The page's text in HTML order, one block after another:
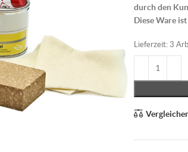
durch den
Diese Ware
Lieferzeit: 3